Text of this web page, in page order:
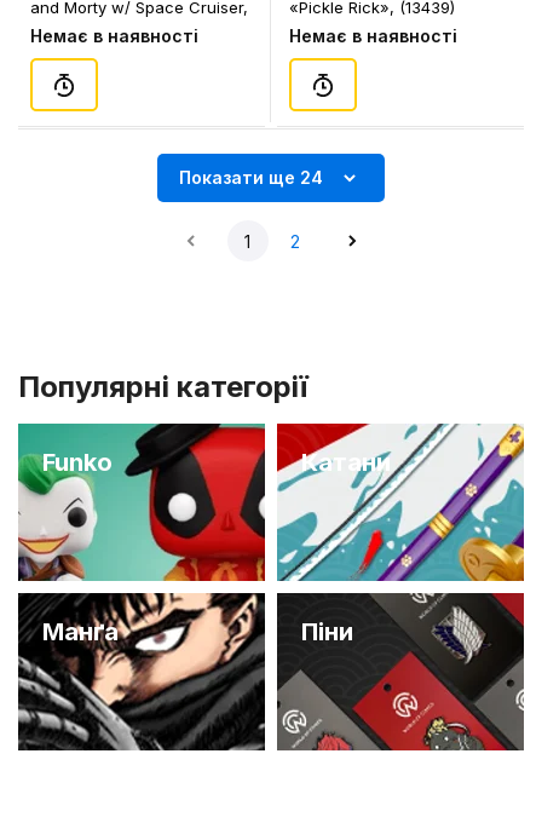
and Morty w/ Space Cruiser,
(13438)
Немає в наявності
«Pickle Rick», (13439)
Немає в наявності
Показати ще 24
1 2
Популярні категорії
Funko Катани
Манґа Піни